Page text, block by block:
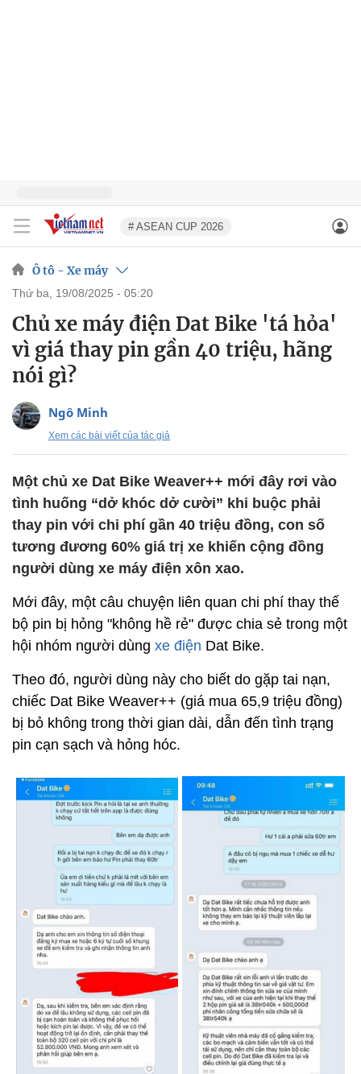
# ASEAN CUP 2026
Ô tô - Xe máy
thứ ba, 19/08/2025 - 05:20
Chủ xe máy điện Dat Bike 'tá hỏa'
vì giá thay pin gần 40 triệu, hãng
nói gì?
Ngô Minh
Xem các bài viết của tác giả
Một chủ xe Dat Bike Weaver++ mới đây rơi vào
tình huống “dở khóc dở cười” khi buộc phải
thay pin với chi phí gần 40 triệu đồng, con số
tương đương 60% giá trị xe khiến cộng đồng
người dùng xe máy điện xôn xao.
Mới đây, một câu chuyện liên quan chi phí thay thế
bộ pin bị hỏng "không hề rẻ" được chia sẻ trong một
hội nhóm người dùng xe điện Dat Bike.
Theo đó, người dùng này cho biết do gặp tai nạn,
chiếc Dat Bike Weaver++ (giá mua 65,9 triệu đồng)
bị bỏ không trong thời gian dài, dẫn đến tình trạng
pin cạn sạch và hỏng hóc.